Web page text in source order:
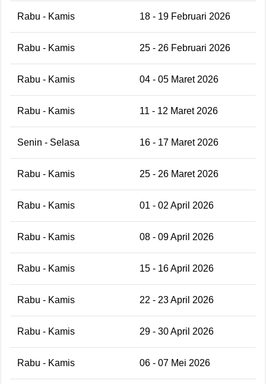
Rabu - Kamis 18 - 19 Februari 2026
Rabu - Kamis 25 - 26 Februari 2026
Rabu - Kamis 04 - 05 Maret 2026
Rabu - Kamis 11 - 12 Maret 2026
Senin - Selasa 16 - 17 Maret 2026
Rabu - Kamis 25 - 26 Maret 2026
Rabu - Kamis 01 - 02 April 2026
Rabu - Kamis 08 - 09 April 2026
Rabu - Kamis 15 - 16 April 2026
Rabu - Kamis 22 - 23 April 2026
Rabu - Kamis 29 - 30 April 2026
Rabu - Kamis 06 - 07 Mei 2026